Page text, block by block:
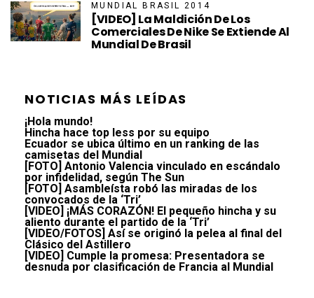
MUNDIAL BRASIL 2014
[VIDEO] La Maldición De Los
Comerciales De Nike Se Extiende Al
Mundial De Brasil
NOTICIAS MÁS LEÍDAS
¡Hola mundo!
Hincha hace top less por su equipo
Ecuador se ubica último en un ranking de las
camisetas del Mundial
[FOTO] Antonio Valencia vinculado en escándalo
por infidelidad, según The Sun
[FOTO] Asambleísta robó las miradas de los
convocados de la ‘Tri’
[VIDEO] ¡MÁS CORAZÓN! El pequeño hincha y su
aliento durante el partido de la ‘Tri’
[VIDEO/FOTOS] Así se originó la pelea al final del
Clásico del Astillero
[VIDEO] Cumple la promesa: Presentadora se
desnuda por clasificación de Francia al Mundial